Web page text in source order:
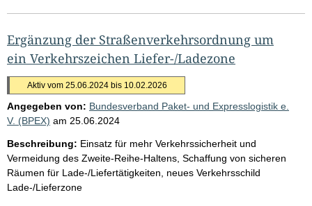
Ergänzung der Straßenverkehrsordnung um
ein Verkehrszeichen Liefer-/Ladezone
Aktiv vom 25.06.2024 bis 10.02.2026
Angegeben von: Bundesverband Paket- und Expresslogistik e.
V. (BPEX) am 25.06.2024
Beschreibung: Einsatz für mehr Verkehrssicherheit und
Vermeidung des Zweite-Reihe-Haltens, Schaffung von sicheren
Räumen für Lade-/Liefertätigkeiten, neues Verkehrsschild
Lade-/Lieferzone